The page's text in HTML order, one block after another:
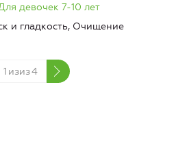
девочек 7-10 лет
и гладкость, Очищение
1 изиз4